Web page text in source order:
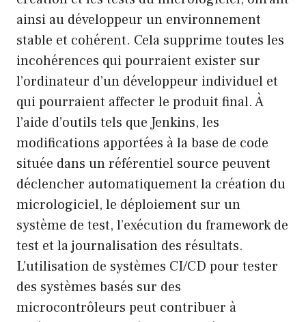
ainsi au développeur un environnement
stable et cohérent. Cela supprime toutes les
incohérences qui pourraient exister sur
l’ordinateur d’un développeur individuel et
qui pourraient affecter le produit final. À
l’aide d’outils tels que Jenkins, les
modifications apportées à la base de code
située dans un référentiel source peuvent
déclencher automatiquement la création du
micrologiciel, le déploiement sur un
système de test, l’exécution du framework de
test et la journalisation des résultats.
L’utilisation de systèmes CI/CD pour tester
des systèmes basés sur des
microcontrôleurs peut contribuer à